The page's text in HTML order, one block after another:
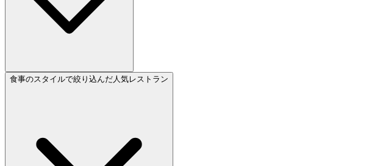
食事のスタイルで絞り込んだ人気レストラン